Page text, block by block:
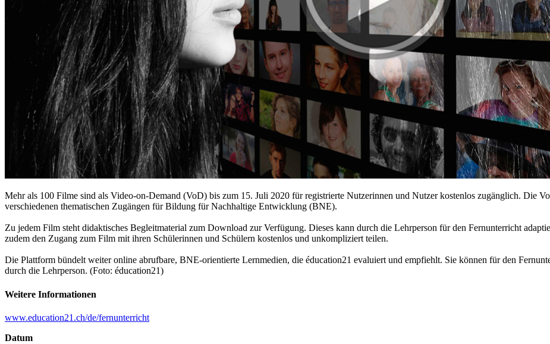
Mehr als 100 Filme sind als Video-on-Demand (VoD) bis zum 15. Juli 2020 für registrierte Nutzerinnen und Nutzer kostenlos zugänglich. Die
verschiedenen thematischen Zugängen für Bildung für Nachhaltige Entwicklung (BNE).
Zu jedem Film steht didaktisches Begleitmaterial zum Download zur Verfügung. Dieses kann durch die Lehrperson für den Fernunterricht
zudem den Zugang zum Film mit ihren Schülerinnen und Schülern kostenlos und unkompliziert teilen.
Die Plattform bündelt weiter online abrufbare, BNE-orientierte Lernmedien, die éducation21 evaluiert und empfiehlt. Sie können für den
durch die Lehrperson. (Foto: éducation21)
Weitere Informationen
www.education21.ch/de/fernunterricht
Datum